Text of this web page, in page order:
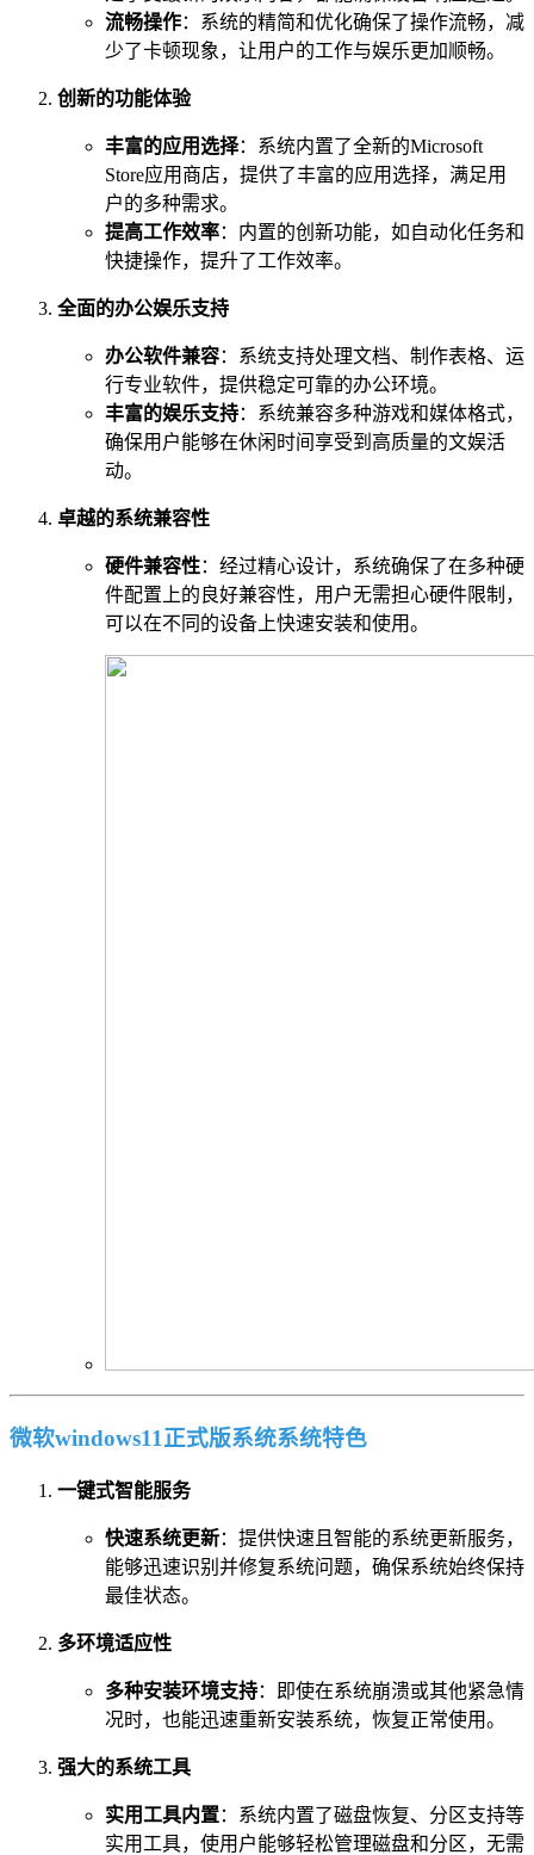
流畅操作：系统的精简和优化确保了操作流畅，减
少了卡顿现象，让用户的工作与娱乐更加顺畅。
创新的功能体验
丰富的应用选择：系统内置了全新的Microsoft
Store应用商店，提供了丰富的应用选择，满足用
户的多种需求。
提高工作效率：内置的创新功能，如自动化任务和
快捷操作，提升了工作效率。
全面的办公娱乐支持
办公软件兼容：系统支持处理文档、制作表格、运
行专业软件，提供稳定可靠的办公环境。
丰富的娱乐支持：系统兼容多种游戏和媒体格式，
确保用户能够在休闲时间享受到高质量的文娱活
动。
卓越的系统兼容性
硬件兼容性：经过精心设计，系统确保了在多种硬
件配置上的良好兼容性，用户无需担心硬件限制，
可以在不同的设备上快速安装和使用。
微软windows11正式版系统系统特色
一键式智能服务
快速系统更新：提供快速且智能的系统更新服务，
能够迅速识别并修复系统问题，确保系统始终保持
最佳状态。
多环境适应性
多种安装环境支持：即使在系统崩溃或其他紧急情
况时，也能迅速重新安装系统，恢复正常使用。
强大的系统工具
实用工具内置：系统内置了磁盘恢复、分区支持等
实用工具，使用户能够轻松管理磁盘和分区，无需